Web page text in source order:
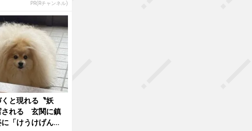
PR(Rチャンネル)
と現れる〝妖
される 玄関に鎮
「けうけげん